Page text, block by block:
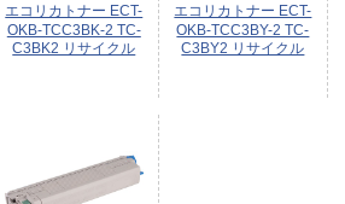
エコリカトナー ECT-
OKB-TCC3BK-2 TC-
C3BK2 リサイクル
エコリカトナー ECT-
OKB-TCC3BY-2 TC-
C3BY2 リサイクル